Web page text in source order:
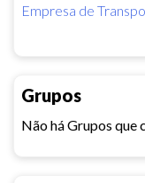
Empresa de
Grupos
Não há Grupos que